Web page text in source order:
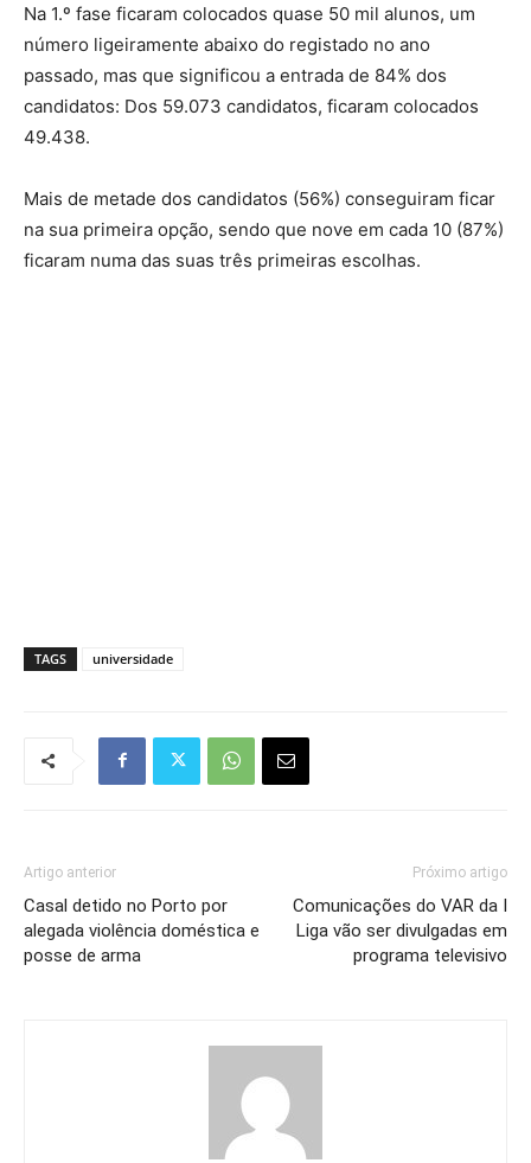
Na 1.º fase ficaram colocados quase 50 mil alunos, um
número ligeiramente abaixo do registado no ano
passado, mas que significou a entrada de 84% dos
candidatos: Dos 59.073 candidatos, ficaram colocados
49.438.
Mais de metade dos candidatos (56%) conseguiram ficar
na sua primeira opção, sendo que nove em cada 10 (87%)
ficaram numa das suas três primeiras escolhas.
TAGS universidade
Artigo anterior
Casal detido no Porto por
alegada violência doméstica e
posse de arma
Próximo artigo
Comunicações do VAR da I
Liga vão ser divulgadas em
programa televisivo